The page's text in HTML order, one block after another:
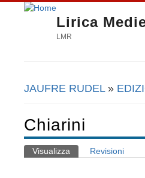
Lirica
LMR
Tu sei qui
JAUFRE RUDEL »
Chiarini
Schede primarie
Visualizza (scheda attiva)
Revisioni